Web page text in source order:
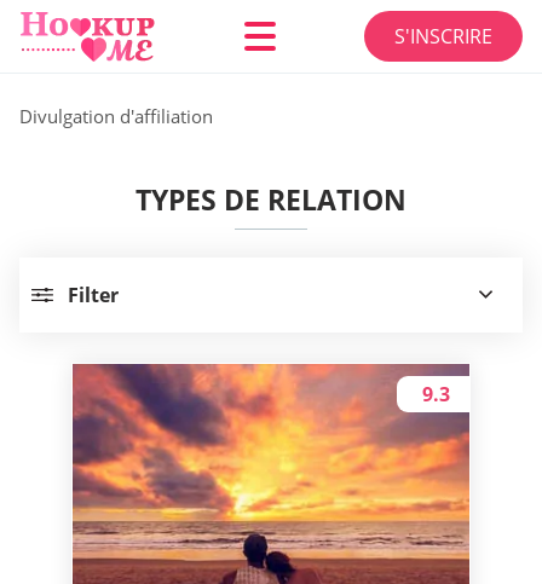
S'INSCRIRE
Divulgation d'affiliation
TYPES DE RELATION
Filter
9.3